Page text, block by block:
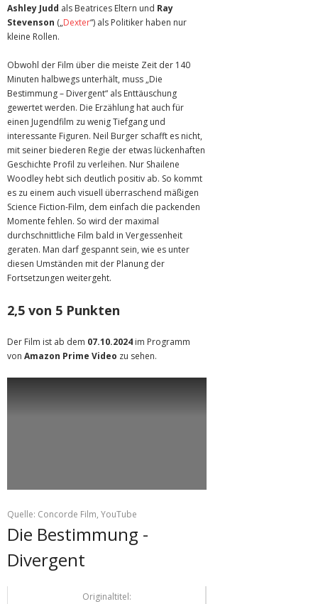
Ashley Judd als Beatrices Eltern und Ray
Stevenson („Dexter“) als Politiker haben nur
kleine Rollen.
Obwohl der Film über die meiste Zeit der 140
Minuten halbwegs unterhält, muss „Die
Bestimmung – Divergent“ als Enttäuschung
gewertet werden. Die Erzählung hat auch für
einen Jugendfilm zu wenig Tiefgang und
interessante Figuren. Neil Burger schafft es nicht,
mit seiner biederen Regie der etwas lückenhaften
Geschichte Profil zu verleihen. Nur Shailene
Woodley hebt sich deutlich positiv ab. So kommt
es zu einem auch visuell überraschend mäßigen
Science Fiction-Film, dem einfach die packenden
Momente fehlen. So wird der maximal
durchschnittliche Film bald in Vergessenheit
geraten. Man darf gespannt sein, wie es unter
diesen Umständen mit der Planung der
Fortsetzungen weitergeht.
2,5 von 5 Punkten
Der Film ist ab dem 07.10.2024 im Programm
von Amazon Prime Video zu sehen.
Quelle: Concorde Film, YouTube
Die Bestimmung -
Divergent
Originaltitel: